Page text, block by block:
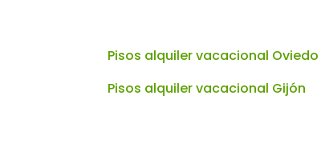
Pisos alquiler vacacional Oviedo
Pisos alquiler vacacional Gijón